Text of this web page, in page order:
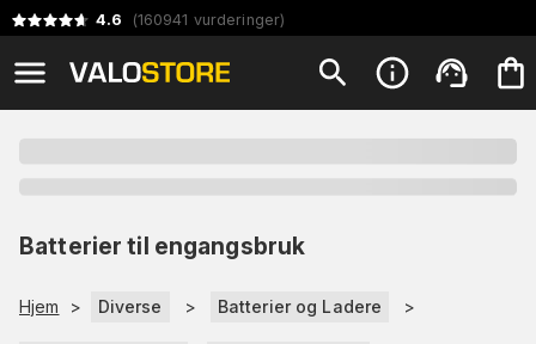
4.6 (160941 vurderinger)
Batterier til engangsbruk
Hjem > Diverse > Batterier og Ladere >